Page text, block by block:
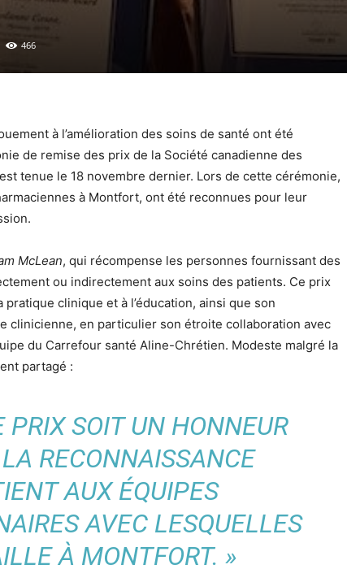
466
à l’amélioration des soins de santé ont été
de remise des prix de la Société canadienne des
tenue le 18 novembre dernier. Lors de cette cérémonie,
à Montfort, ont été reconnues pour leur
McLean, qui récompense les personnes fournissant des
ou indirectement aux soins des patients. Ce prix
clinique et à l’éducation, ainsi que son
clinicienne, en particulier son étroite collaboration avec
du Carrefour santé Aline-Chrétien. Modeste malgré la
partagé :
PRIX SOIT UN HONNEUR
RECONNAISSANCE
AUX ÉQUIPES
AVEC LESQUELLES
À MONTFORT. »